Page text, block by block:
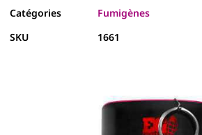
Catégories
Fumigènes
SKU
1661